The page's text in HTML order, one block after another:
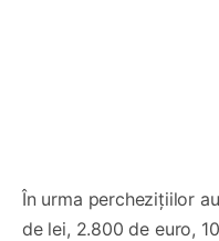
În urma perchezițiilor
de lei, 2.800 de euro,